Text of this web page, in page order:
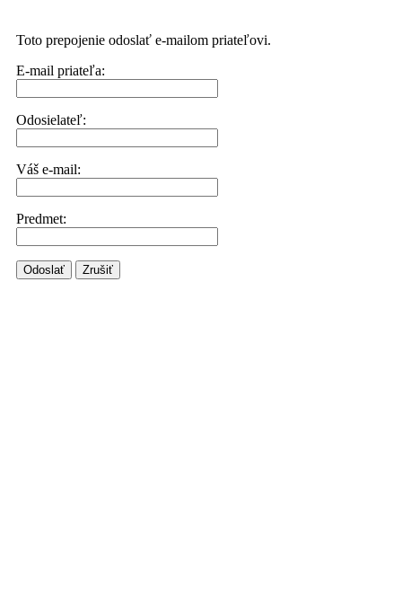
Toto prepojenie odoslať e-mailom priateľovi.
E-mail priateľa:
Odosielateľ:
Váš e-mail:
Predmet:
Odoslať Zrušiť